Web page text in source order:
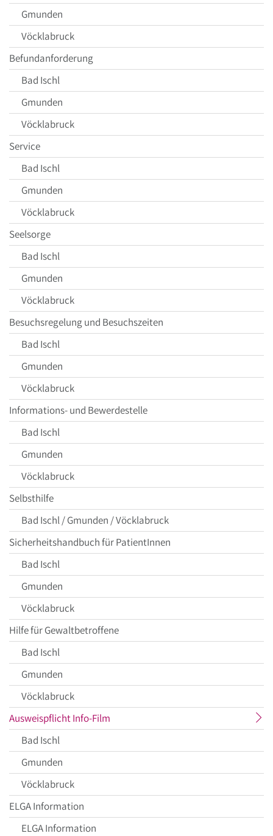
Gmunden
Vöcklabruck
Befundanforderung
Bad Ischl
Gmunden
Vöcklabruck
Service
Bad Ischl
Gmunden
Vöcklabruck
Seelsorge
Bad Ischl
Gmunden
Vöcklabruck
Besuchsregelung und Besuchszeiten
Bad Ischl
Gmunden
Vöcklabruck
Informations- und Bewerdestelle
Bad Ischl
Gmunden
Vöcklabruck
Selbsthilfe
Bad Ischl / Gmunden / Vöcklabruck
Sicherheitshandbuch für PatientInnen
Bad Ischl
Gmunden
Vöcklabruck
Hilfe für Gewaltbetroffene
Bad Ischl
Gmunden
Vöcklabruck
Ausweispflicht Info-Film
Menüpunkt
Bad Ischl
Gmunden
Vöcklabruck
ELGA Information
ELGA Information